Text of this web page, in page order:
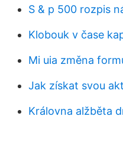
S & p 500 rozpis
Klobouk v čase
Mi uia změna
Jak získat svou
Královna alžběta